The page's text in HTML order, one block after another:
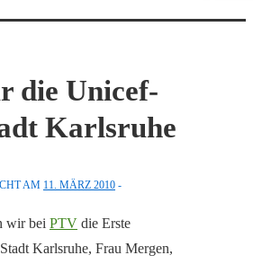
die Unicef-
Karlsruhe
AM 11. MÄRZ 2010
wir bei PTV die Erste
Karlsruhe, Frau Mergen,